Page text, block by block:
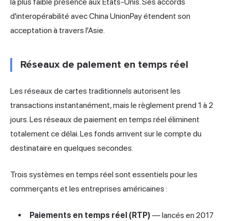
la plus faible présence aux États-Unis. Ses accords
d'interopérabilité avec China UnionPay étendent son
acceptation à travers l'Asie.
Réseaux de paiement en temps réel
Les réseaux de cartes traditionnels autorisent les
transactions instantanément, mais le règlement prend 1 à 2
jours. Les réseaux de paiement en temps réel éliminent
totalement ce délai. Les fonds arrivent sur le compte du
destinataire en quelques secondes.
Trois systèmes en temps réel sont essentiels pour les
commerçants et les entreprises américaines :
Paiements en temps réel (RTP) — lancés en 2017